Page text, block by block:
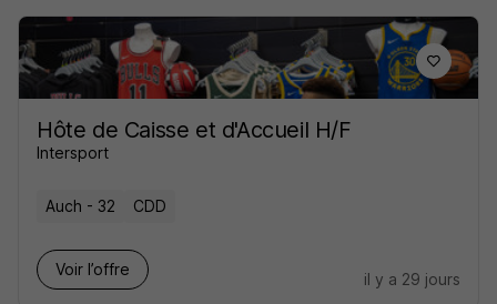
Hôte de Caisse et d'Accueil H/F
Intersport
Auch - 32 CDD
Voir l’offre
il y a 29 jours